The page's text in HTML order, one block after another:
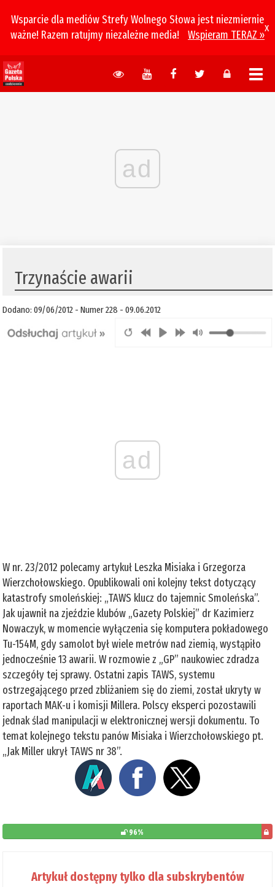
Wsparcie dla mediów Strefy Wolnego Słowa jest niezmiernie
ważne! Razem ratujmy niezależne media!
Wspieram TERAZ »
x
ad
Trzynaście awarii
Dodano: 09/06/2012 - Numer 228 - 09.06.2012
ad
W nr. 23/2012 polecamy artykuł Leszka Misiaka i Grzegorza
Wierzchołowskiego. Opublikowali oni kolejny tekst dotyczący
katastrofy smoleńskiej: „TAWS klucz do tajemnic Smoleńska”.
Jak ujawnił na zjeździe klubów „Gazety Polskiej” dr Kazimierz
Nowaczyk, w momencie wyłączenia się komputera pokładowego
Tu-154M, gdy samolot był wiele metrów nad ziemią, wystąpiło
jednocześnie 13 awarii. W rozmowie z „GP” naukowiec zdradza
szczegóły tej sprawy. Ostatni zapis TAWS, systemu
ostrzegającego przed zbliżaniem się do ziemi, został ukryty w
raportach MAK-u i komisji Millera. Polscy eksperci pozostawili
jednak ślad manipulacji w elektronicznej wersji dokumentu. To
temat kolejnego tekstu panów Misiaka i Wierzchołowskiego pt.
„Jak Miller ukrył TAWS nr 38”.
96%
Artykuł dostępny tylko dla subskrybentów